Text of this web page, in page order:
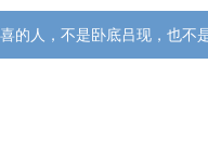
的人，不是卧底吕现，也不